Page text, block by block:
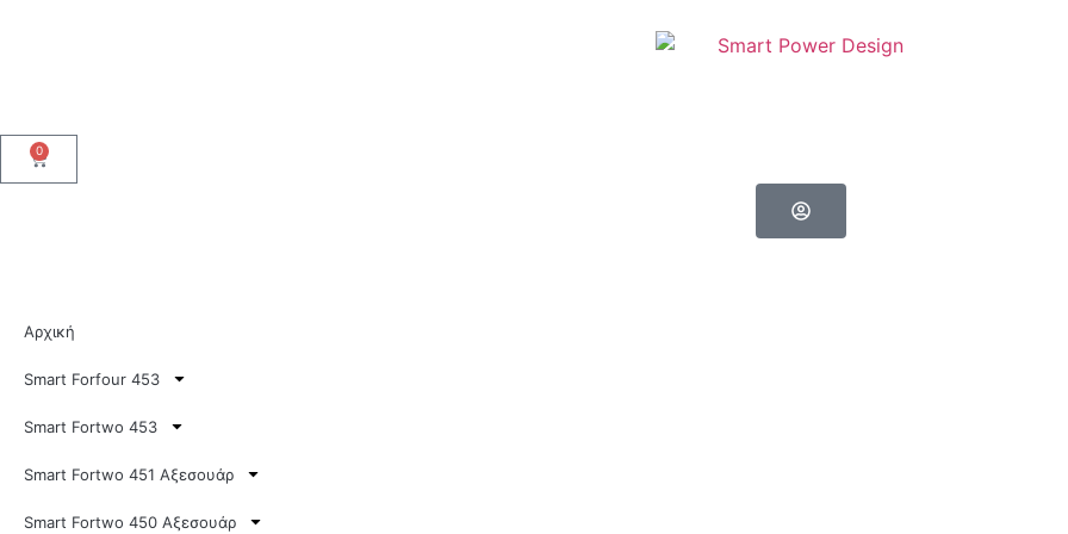
0
Αρχική
Smart Forfour 453
Smart Fortwo 453
Smart Fortwo 451 Αξεσουάρ
Smart Fortwo 450 Αξεσουάρ